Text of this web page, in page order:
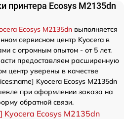
принтера Ecosys M2135dn
Ecosys M2135dn выполняется
сервисном центр Kyocera в
с огромным опытом - от 5 лет.
предоставляем расширенную
центр уверены в качестве
Kyocera Ecosys M2135dn
при оформлении заказа на
обратной связи.
Ecosys M2135dn